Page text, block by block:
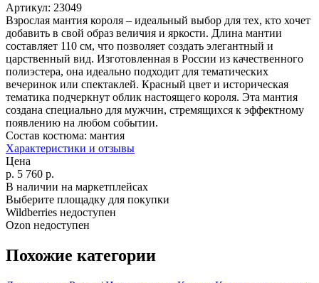
Артикул: 23049
Взрослая мантия короля – идеальный выбор для тех, кто хочет
добавить в свой образ величия и яркости. Длина мантии
составляет 110 см, что позволяет создать элегантный и
царственный вид. Изготовленная в России из качественного
полиэстера, она идеально подходит для тематических
вечеринок или спектаклей. Красный цвет и историческая
тематика подчеркнут облик настоящего короля. Эта мантия
создана специально для мужчин, стремящихся к эффектному
появлению на любом событии.
Состав костюма: мантия
Характеристики и отзывы
Цена
р. 5 760 р.
В наличии на маркетплейсах
Выберите площадку для покупки
Wildberries недоступен
Ozon недоступен
Похожие категории